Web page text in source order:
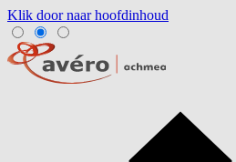
Klik door naar hoofdinhoud